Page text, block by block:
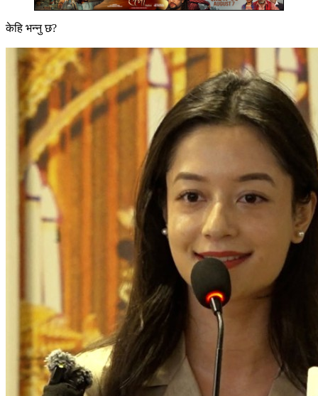
केहि भन्नु छ?